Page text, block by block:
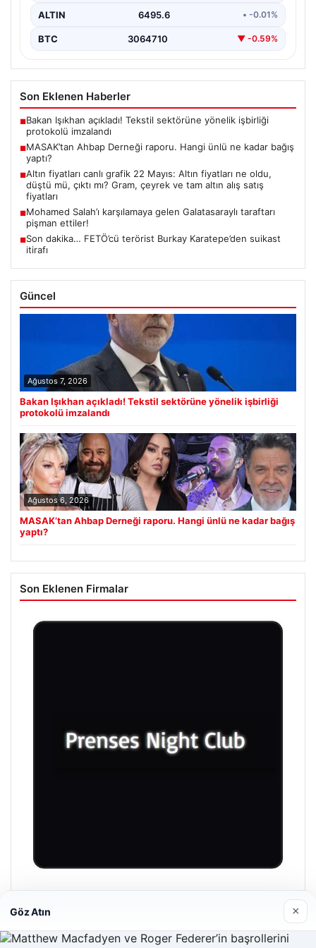
ALTIN 6495.6 • -0.01%
BTC 3064710 ▼ -0.59%
Son Eklenen Haberler
■Bakan Işıkhan açıkladı! Tekstil sektörüne yönelik işbirliği
protokolü imzalandı
■MASAK’tan Ahbap Derneği raporu. Hangi ünlü ne kadar bağış
yaptı?
■Altın fiyatları canlı grafik 22 Mayıs: Altın fiyatları ne oldu,
düştü mü, çıktı mı? Gram, çeyrek ve tam altın alış satış
fiyatları
■Mohamed Salah’ı karşılamaya gelen Galatasaraylı taraftarı
pişman ettiler!
■Son dakika… FETÖ’cü terörist Burkay Karatepe’den suikast
itirafı
Güncel
Ağustos 7, 2026
Bakan Işıkhan açıkladı! Tekstil sektörüne yönelik işbirliği
protokolü imzalandı
Ağustos 6, 2026
MASAK’tan Ahbap Derneği raporu. Hangi ünlü ne kadar bağış
yaptı?
Son Eklenen Firmalar
Nisan 29, 2026
Göz Atın ×